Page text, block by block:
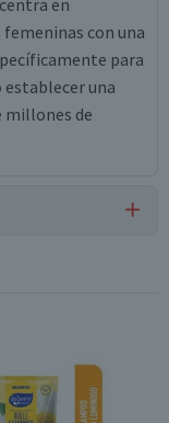
en
con una
para
una
millones de